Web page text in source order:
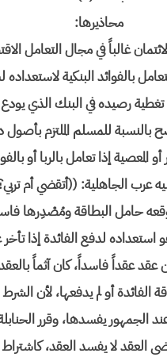
محاذيرها:
غالباً في مجال التعامل
بالفوائد البنكية
تغطية رصيده في البنك الذي
بالنسبة للمسلم الملتزم
المعصية إذا تعامل بالربا أو
عرب الجاهلية: ((أتقضي أم
حامل البطاقة ومُصْدِرها
لدفع الفائدة إذا
عقد عقداً فاسداً، كان آثماً
الفائدة أو لم يدفعها، لأن
عند الجمهور يفسدها، وقرر
العقد لا يفسد العقد،